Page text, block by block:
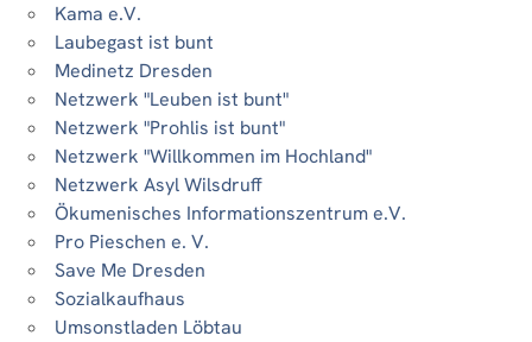
Kama e.V.
Laubegast ist bunt
Medinetz Dresden
Netzwerk "Leuben ist bunt"
Netzwerk "Prohlis ist bunt"
Netzwerk "Willkommen im Hochland"
Netzwerk Asyl Wilsdruff
Ökumenisches Informationszentrum e.V.
Pro Pieschen e. V.
Save Me Dresden
Sozialkaufhaus
Umsonstladen Löbtau